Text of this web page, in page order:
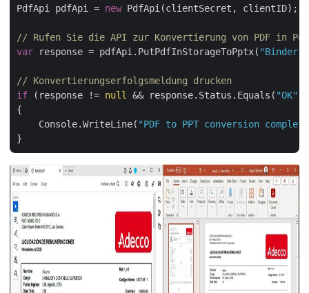
PdfApi pdfApi = new PdfApi(clientSecret, clientID);
// Rufen Sie die API zur Konvertierung von PDF in
var response = pdfApi.PutPdfInStorageToPptx(
// Konvertierungserfolgsmeldung drucken
if (response != null && response.Status.Equals( "OK"
{
    Console.WriteLine(
"PDF to PPT conversion